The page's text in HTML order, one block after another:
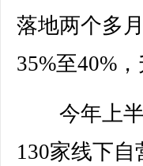
落地两个多
35%至40%
今年上半
130家线下